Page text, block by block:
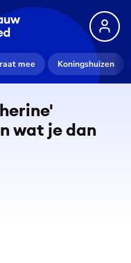
mee Koningshuizen
wat je dan